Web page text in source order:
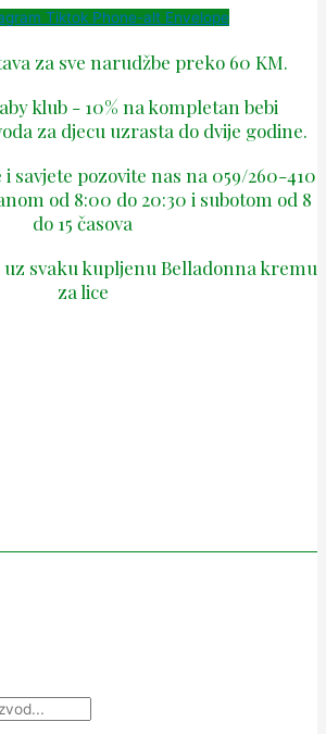
Tiktok Phone-alt Envelope
za sve narudžbe preko 60 KM.
klub - 10% na kompletan bebi
za djecu uzrasta do dvije godine.
savjete pozovite nas na 059/260-410
od 8:00 do 20:30 i subotom od 8
do 15 časova
uz svaku kupljenu Belladonna kremu
za lice